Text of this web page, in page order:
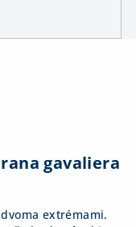
gavaliera
extrémami.